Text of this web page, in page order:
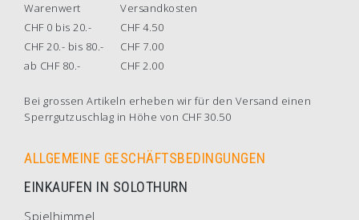
Warenwert
Versandkosten
CHF 0 bis 20.-
CHF 4.50
CHF 20.- bis 80.-
CHF 7.00
ab CHF 80.-
CHF 2.00
Bei grossen Artikeln erheben wir für den Versand einen
Sperrgutzuschlag in Höhe von CHF 30.50
ALLGEMEINE GESCHÄFTSBEDINGUNGEN
EINKAUFEN IN SOLOTHURN
Spielhimmel